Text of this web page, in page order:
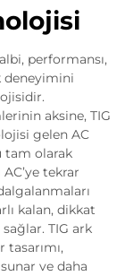
performansı,
deneyimini
aksine, TIG
gelen AC
tam olarak
tekrar
kalan, dikkat
TIG ark
ve daha